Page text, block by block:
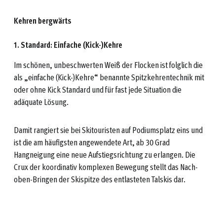
Kehren bergwärts
1. Standard: Einfache (Kick-)Kehre
Im schönen, unbeschwerten Weiß der Flocken ist folglich die
als „einfache (Kick-)Kehre“ benannte Spitzkehrentechnik mit
oder ohne Kick Standard und für fast jede Situation die
adäquate Lösung.
Damit rangiert sie bei Skitouristen auf Podiumsplatz eins und
ist die am häufigsten angewendete Art, ab 30 Grad
Hangneigung eine neue Aufstiegsrichtung zu erlangen. Die
Crux der koordinativ komplexen Bewegung stellt das Nach-
oben-Bringen der Skispitze des entlasteten Talskis dar.